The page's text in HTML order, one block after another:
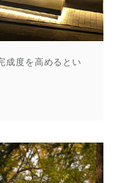
成度を高めるとい